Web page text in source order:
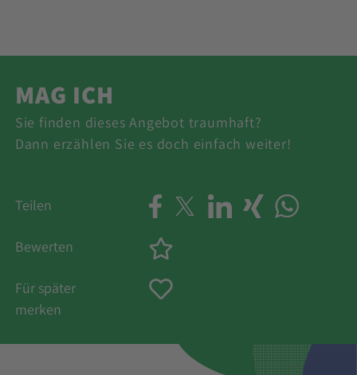
MAG ICH
Sie finden dieses Angebot traumhaft?
Dann erzählen Sie es doch einfach weiter!
Teilen
Bewerten
Für später
merken